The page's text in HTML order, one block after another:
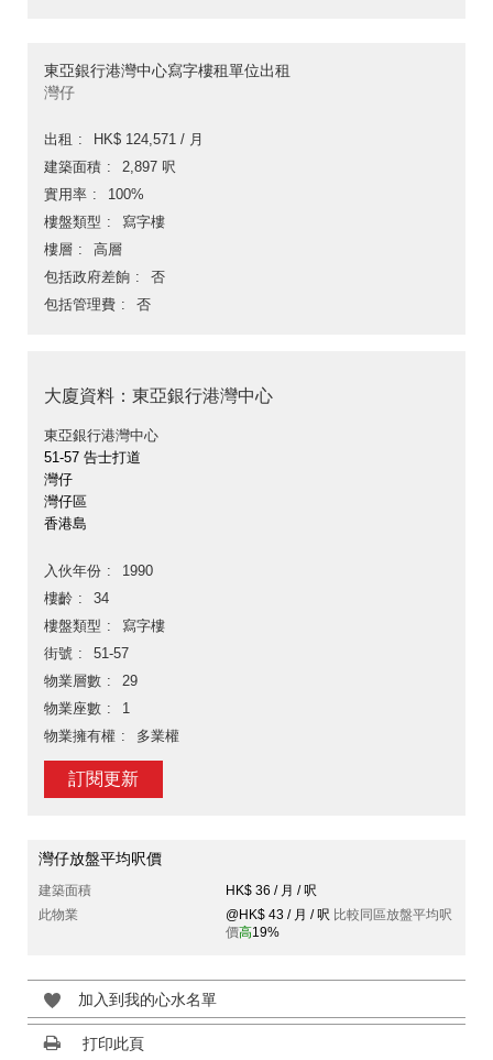
東亞銀行港灣中心寫字樓租單位出租
灣仔
出租
HK$ 124,571 / 月
建築面積
2,897 呎
實用率
100%
樓盤類型
寫字樓
樓層
高層
包括政府差餉
否
包括管理費
否
大廈資料：東亞銀行港灣中心
東亞銀行港灣中心
51-57 告士打道
灣仔
灣仔區
香港島
入伙年份
1990
樓齡
34
樓盤類型
寫字樓
街號
51-57
物業層數
29
物業座數
1
物業擁有權
多業權
訂閱更新
灣仔放盤平均呎價
建築面積
HK$ 36 / 月 / 呎
此物業
@HK$ 43 / 月 / 呎 比較同區放盤平均呎
價高19%
加入到我的心水名單
打印此頁